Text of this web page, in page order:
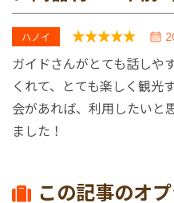
ハノイ
ガイドさんがとても話しや
くれて、とても楽しく観光
会があれば、利用したいと
ました！
この記事のオ
ーシア
ガポール